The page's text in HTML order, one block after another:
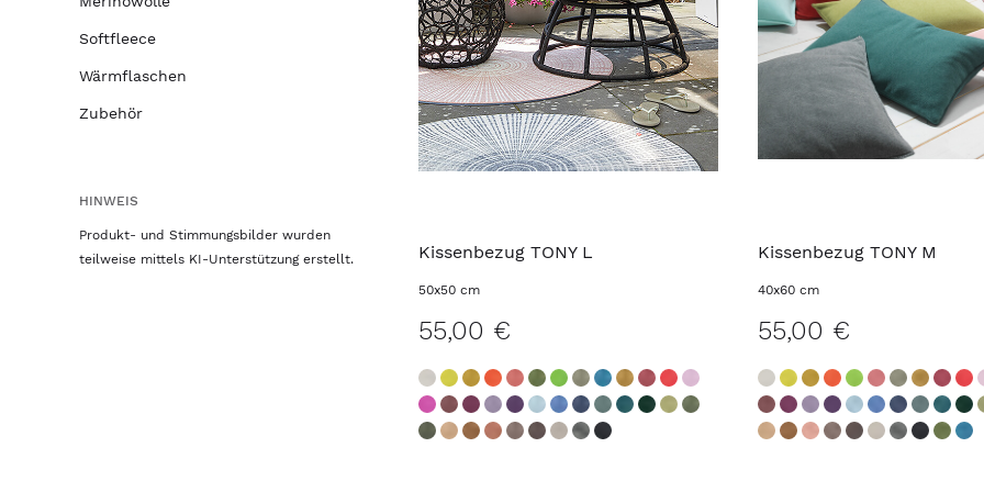
Kissenbezug TONY L
50x50 cm
55,00 €
Kissenbezug TONY M
40x60 cm
55,00 €
Softfleece
Wärmflaschen
Zubehör
HINWEIS
Produkt- und Stimmungsbilder wurden
teilweise mittels KI-Unterstützung erstellt.